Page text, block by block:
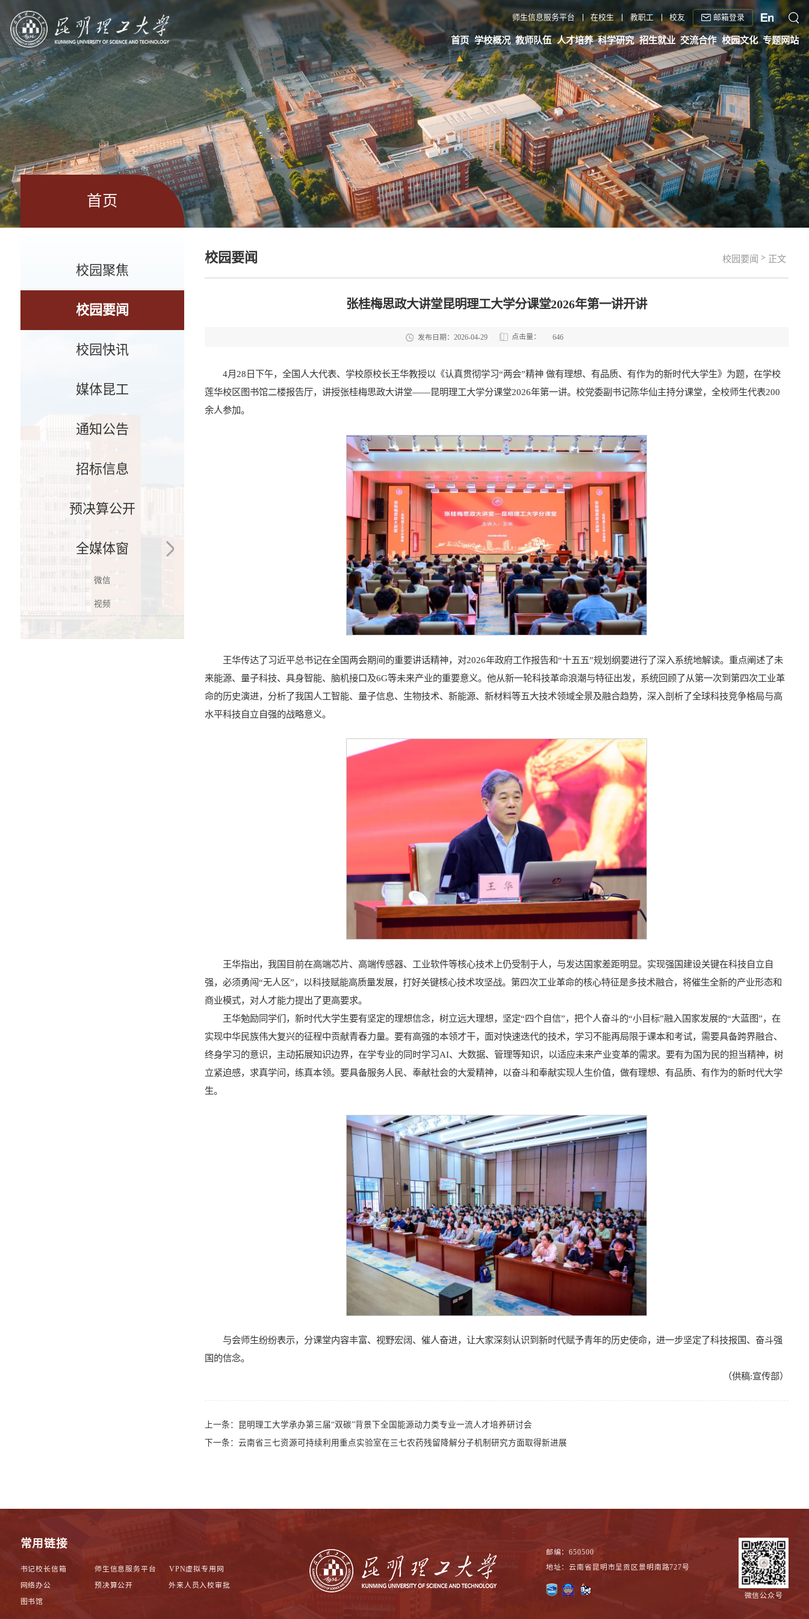
师生信息服务平台 在校生 教职工 校友 邮箱登录
首页 学校概况 教师队伍 人才培养 科学研究 招生就业 交流合作 校园文化 专题网站
首页
校园聚焦
校园要闻
校园快讯
媒体昆工
通知公告
招标信息
预决算公开
全媒体窗
微信
视频
校园要闻 > 正文
校园要闻
张桂梅思政大讲堂昆明理工大学分课堂2026年第一讲开讲
发布日期：2026-04-29 点击量： 646
4月28日下午，全国人大代表、学校原校长王华教授以《认真贯彻学习“两会”精神 做有理想、有品质、有作为的新时代大学生》为题，在学校
莲华校区图书馆二楼报告厅，讲授张桂梅思政大讲堂——昆明理工大学分课堂2026年第一讲。校党委副书记陈华仙主持分课堂，全校师生代表200
余人参加。
王华传达了习近平总书记在全国两会期间的重要讲话精神，对2026年政府工作报告和“十五五”规划纲要进行了深入系统地解读。重点阐述了未
来能源、量子科技、具身智能、脑机接口及6G等未来产业的重要意义。他从新一轮科技革命浪潮与特征出发，系统回顾了从第一次到第四次工业革
命的历史演进，分析了我国人工智能、量子信息、生物技术、新能源、新材料等五大技术领域全景及融合趋势，深入剖析了全球科技竞争格局与高
水平科技自立自强的战略意义。
王华指出，我国目前在高端芯片、高端传感器、工业软件等核心技术上仍受制于人，与发达国家差距明显。实现强国建设关键在科技自立自
强，必须勇闯“无人区”，以科技赋能高质量发展，打好关键核心技术攻坚战。第四次工业革命的核心特征是多技术融合，将催生全新的产业形态和
商业模式，对人才能力提出了更高要求。
王华勉励同学们，新时代大学生要有坚定的理想信念，树立远大理想，坚定“四个自信”，把个人奋斗的“小目标”融入国家发展的“大蓝图”，在
实现中华民族伟大复兴的征程中贡献青春力量。要有高强的本领才干，面对快速迭代的技术，学习不能再局限于课本和考试，需要具备跨界融合、
终身学习的意识，主动拓展知识边界，在学专业的同时学习AI、大数据、管理等知识，以适应未来产业变革的需求。要有为国为民的担当精神，树
立紧迫感，求真学问，练真本领。要具备服务人民、奉献社会的大爱精神，以奋斗和奉献实现人生价值，做有理想、有品质、有作为的新时代大学
生。
与会师生纷纷表示，分课堂内容丰富、视野宏阔、催人奋进，让大家深刻认识到新时代赋予青年的历史使命，进一步坚定了科技报国、奋斗强
国的信念。
（供稿:宣传部）
上一条：
昆明理工大学承办第三届“双碳”背景下全国能源动力类专业一流人才培养研讨会
下一条： 云南省三七资源可持续利用重点实验室在三七农药残留降解分子机制研究方面取得新进展
常用链接
书记校长信箱 师生信息服务平台
VPN虚拟专用网
网络办公
预决算公开
外来人员入校审批
图书馆
邮编：650500
地址：云南省昆明市呈贡区景明南路727号
微信公众号